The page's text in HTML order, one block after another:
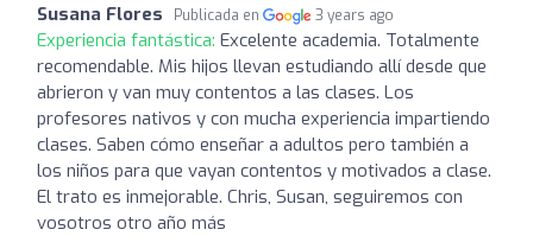
Susana Flores Publicada en 3 years ago
Experiencia fantástica: Excelente academia. Totalmente
recomendable. Mis hijos llevan estudiando allí desde que
abrieron y van muy contentos a las clases. Los
profesores nativos y con mucha experiencia impartiendo
clases. Saben cómo enseñar a adultos pero también a
los niños para que vayan contentos y motivados a clase.
El trato es inmejorable. Chris, Susan, seguiremos con
vosotros otro año más